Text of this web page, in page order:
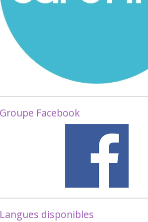
Groupe Facebook
Langues disponibles